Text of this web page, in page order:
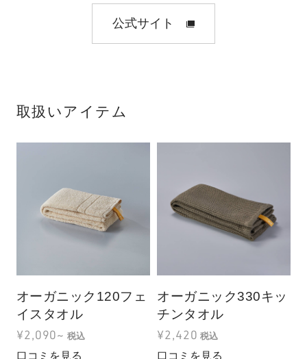
公式サイト
取扱いアイテム
オーガニック120フェ
イスタオル
¥2,090~ 税込
口コミを見る
オーガニック330キッ
チンタオル
¥2,420 税込
口コミを見る